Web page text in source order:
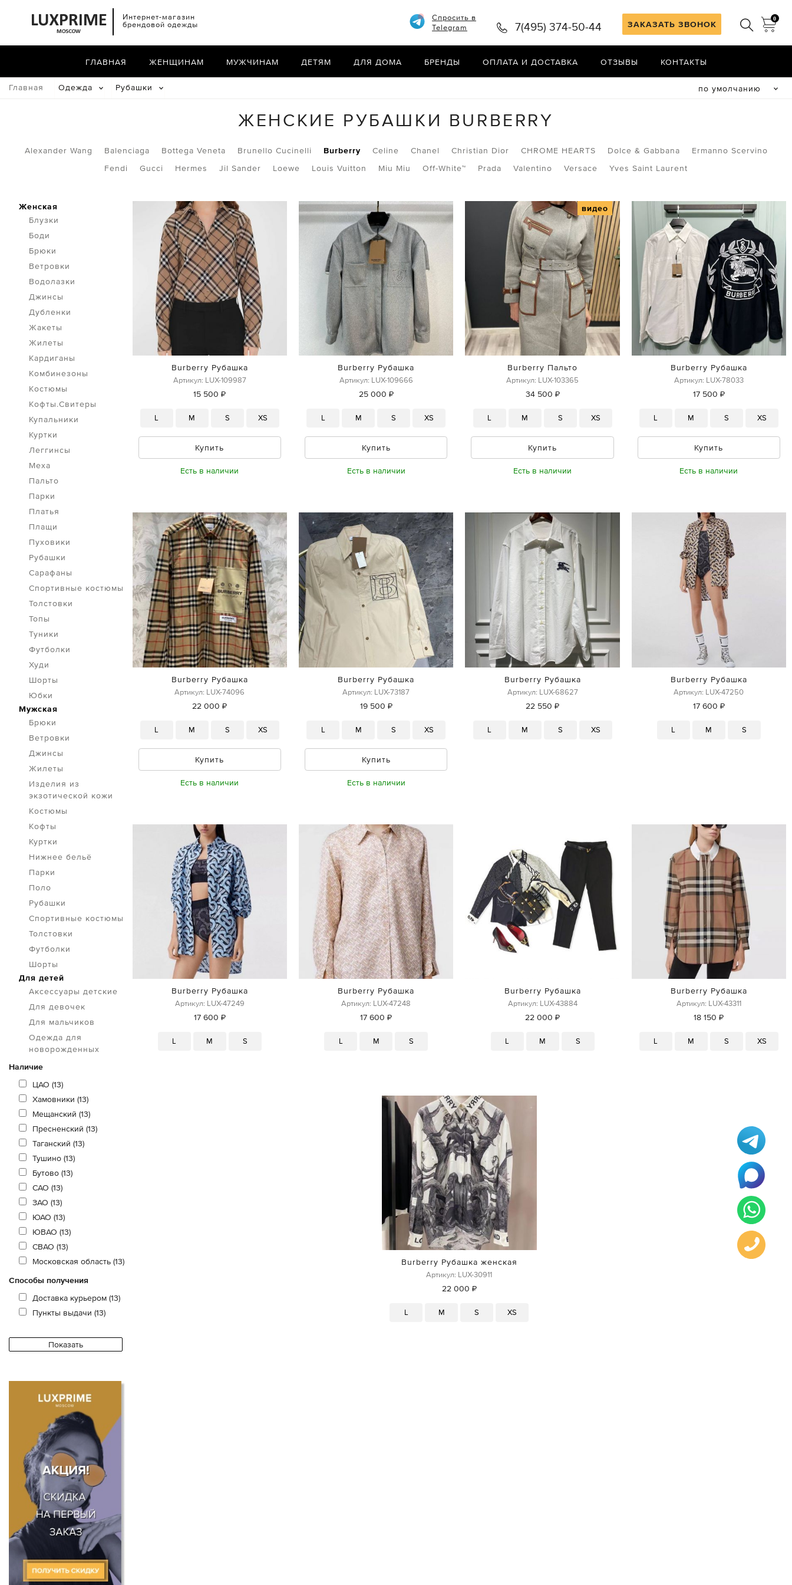
Интернет-магазин
брендовой одежды
ЗАКАЗАТЬ ЗВОНОК
0
Спросить в
Telegram
7(495) 374-50-44
ГЛАВНАЯ ЖЕНЩИНАМ МУЖЧИНАМ ДЕТЯМ ДЛЯ ДОМА БРЕНДЫ ОПЛАТА И ДОСТАВКА ОТЗЫВЫ КОНТАКТЫ
Главная Одежда Рубашки по умолчанию
ЖЕНСКИЕ РУБАШКИ BURBERRY
Alexander Wang Balenciaga Bottega Veneta Brunello Cucinelli Burberry Celine Chanel Christian Dior CHROME HEARTS Dolce & Gabbana
Ermanno Scervino
Fendi
Gucci Hermes Jil Sander Loewe Louis Vuitton Miu Miu Off-White™ Prada Valentino Versace Yves Saint Laurent
Женская
Блузки
Боди
Брюки
Ветровки
Водолазки
Джинсы
Дубленки
Жакеты
Жилеты
Кардиганы
Комбинезоны
Костюмы
Кофты.Свитеры
Купальники
Куртки
Леггинсы
Меха
Пальто
Парки
Платья
Плащи
Пуховики
Рубашки
Сарафаны
Спортивные костюмы
Толстовки
Топы
Туники
Футболки
Худи
Шорты
Юбки
Мужская
Брюки
Ветровки
Джинсы
Жилеты
Изделия из
экзотической кожи
Костюмы
Кофты
Куртки
Нижнее бельё
Парки
Поло
Рубашки
Спортивные костюмы
Толстовки
Футболки
Шорты
Для детей
Аксессуары детские
Для девочек
Для мальчиков
Одежда для
новорожденных
Наличие
ЦАО (13)
Хамовники (13)
Мещанский (13)
Пресненский (13)
Таганский (13)
Тушино (13)
Бутово (13)
САО (13)
ЗАО (13)
ЮАО (13)
ЮВАО (13)
СВАО (13)
Московская область (13)
Способы получения
Доставка курьером (13)
Пункты выдачи (13)
Burberry Рубашка
Артикул: LUX-109987
15 500 ₽
L M S XS
Купить
Есть в наличии
Burberry Рубашка
Артикул: LUX-109666
25 000 ₽
L M S XS
Купить
Есть в наличии
видео
Burberry Пальто
Артикул: LUX-103365
34 500 ₽
L M S XS
Купить
Есть в наличии
Burberry Рубашка
Артикул: LUX-78033
17 500 ₽
L M S XS
Купить
Есть в наличии
Burberry Рубашка
Артикул: LUX-74096
22 000 ₽
L M S XS
Купить
Есть в наличии
Burberry Рубашка
Артикул: LUX-73187
19 500 ₽
L M S XS
Купить
Есть в наличии
Burberry Рубашка
Артикул: LUX-68627
22 550 ₽
L M S XS
Burberry Рубашка
Артикул: LUX-47250
17 600 ₽
L M S
Burberry Рубашка
Артикул: LUX-47249
17 600 ₽
L M S
Burberry Рубашка
Артикул: LUX-47248
17 600 ₽
L M S
Burberry Рубашка
Артикул: LUX-43884
22 000 ₽
L M S
Burberry Рубашка
Артикул: LUX-43311
18 150 ₽
L M S XS
Burberry Рубашка женская
Артикул: LUX-30911
22 000 ₽
L M S XS